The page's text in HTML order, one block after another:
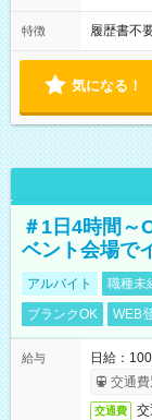
特徴 履歴書不
気になる！
＃1日4時間～
ベント会場で
アルバイト 職種未
ブランクOK
WEB
給与
日給：
交通費
交通費